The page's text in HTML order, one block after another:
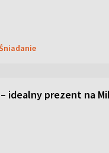
idealny prezent na